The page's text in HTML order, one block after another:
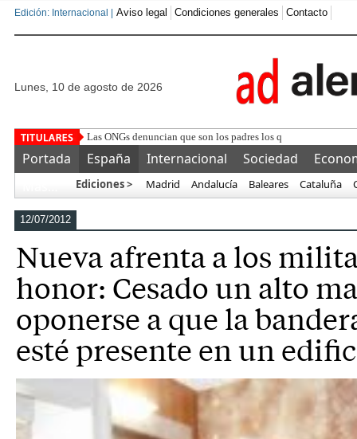
Edición: Internacional | Aviso legal Condiciones generales Contacto
lunes, 10 de agosto de 2026
Las ONGs denuncian que son los padres los que animan a los
Portada España Internacional Sociedad
Ediciones > Madrid Andalucía Baleares Cataluña
12/07/2012
Nueva afrenta a los
honor: Cesado un alto
oponerse a que la
esté presente en un